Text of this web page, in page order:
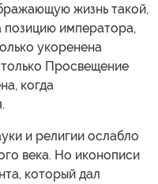
жизнь такой,
позицию императора,
укоренена
Просвещение
когда
и религии ослабло
века. Но иконописи
который дал